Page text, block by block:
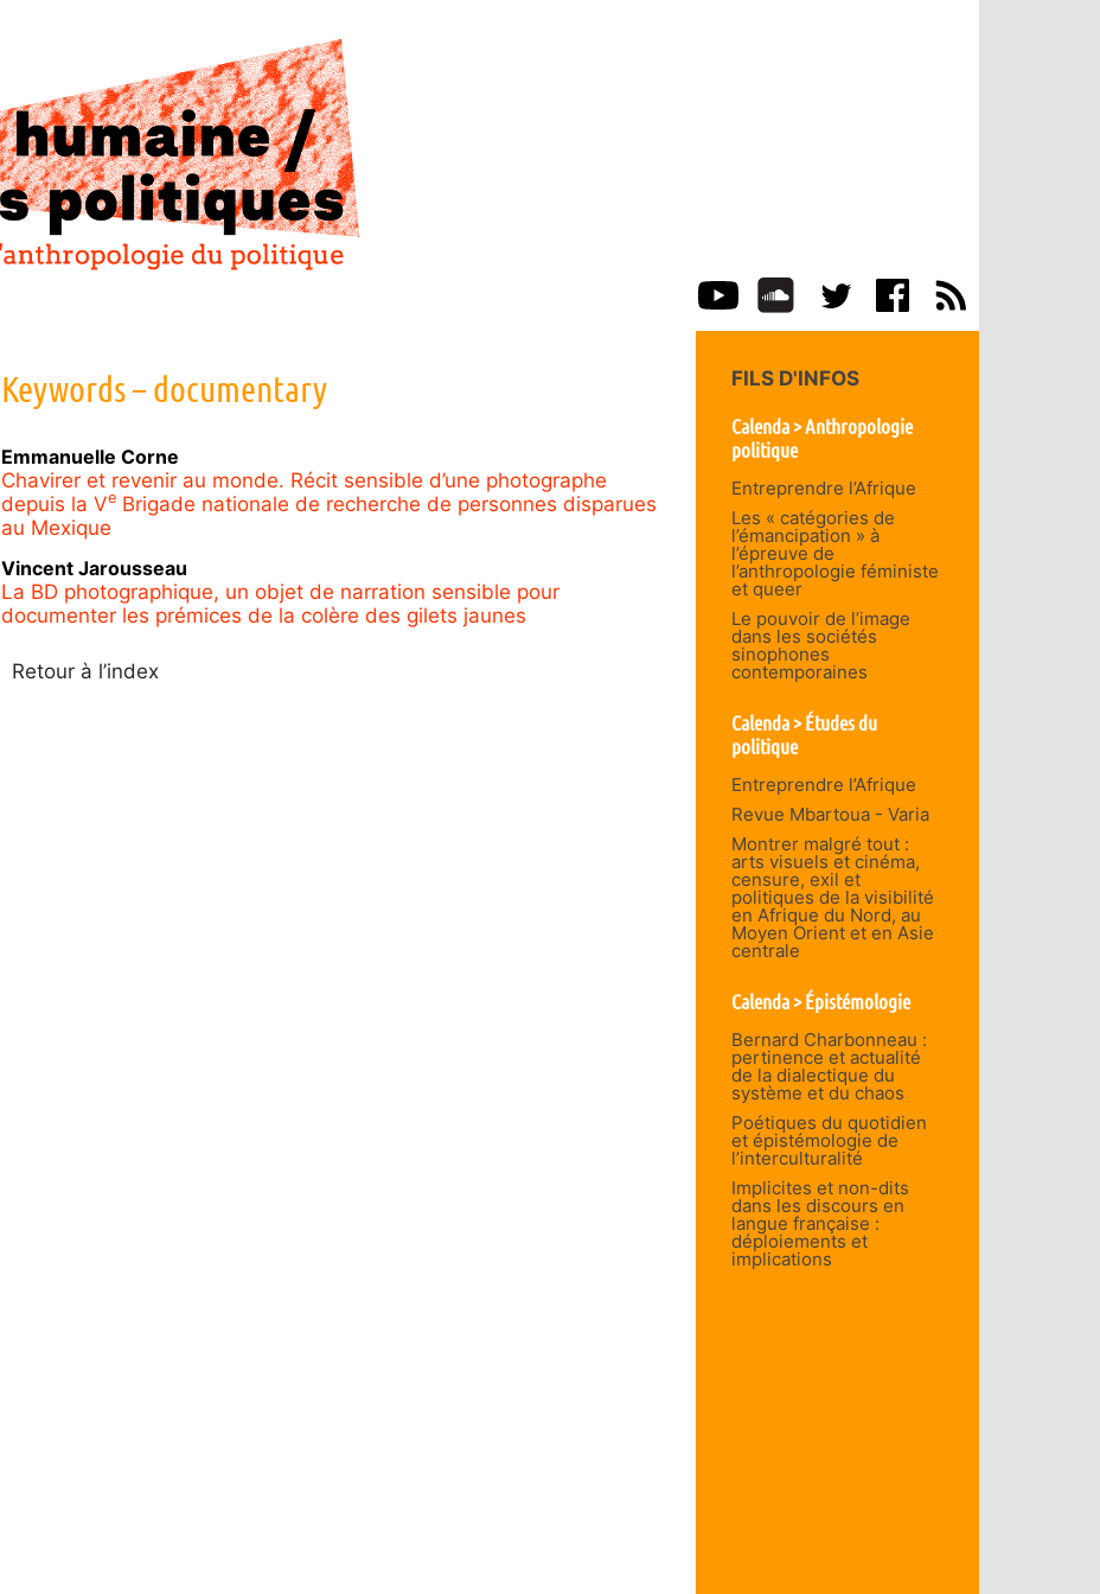
Keywords – documentary
Emmanuelle Corne
Chavirer et revenir au monde. Récit sensible d’une photographe
depuis la Ve Brigade nationale de recherche de personnes disparues
au Mexique
Vincent Jarousseau
La BD photographique, un objet de narration sensible pour
documenter les prémices de la colère des gilets jaunes
Retour à l’index
FILS D'INFOS
Calenda > Anthropologie
politique
Entreprendre l’Afrique
Les « catégories de
l’émancipation » à
l’épreuve de
l’anthropologie féministe
et queer
Le pouvoir de l’image
dans les sociétés
sinophones
contemporaines
Calenda > Études du
politique
Entreprendre l’Afrique
Revue Mbartoua - Varia
Montrer malgré tout :
arts visuels et cinéma,
censure, exil et
politiques de la visibilité
en Afrique du Nord, au
Moyen Orient et en Asie
centrale
Calenda > Épistémologie
Bernard Charbonneau :
pertinence et actualité
de la dialectique du
système et du chaos
Poétiques du quotidien
et épistémologie de
l’interculturalité
Implicites et non-dits
dans les discours en
langue française :
déploiements et
implications